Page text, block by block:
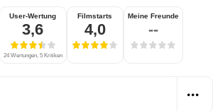
User-Wertung
3,6
24 Wertungen, 5 Kritiken
Filmstarts
4,0
Meine Freunde
--